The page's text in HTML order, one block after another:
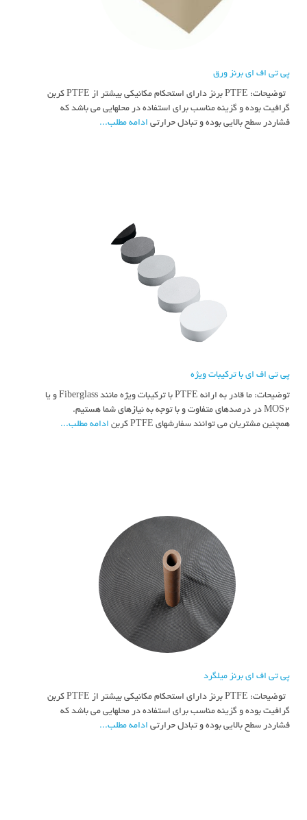
پی تی اف ای برنز ورق
توضیحات: PTFE برنز دارای استحکام مکانیکی بیشتر از PTFE کربن
گرافیت بوده و گزینه مناسب برای استفاده در محلهایی می باشد که
فشاردر سطح بالایی بوده و تبادل حرارتی ادامه مطلب...
پی تی اف ای با ترکیبات ویژه
توضیحات: ما قادر به ارائه PTFE با ترکیبات ویژه مانند Fiberglass و یا
MOS2 در درصدهای متفاوت و با توجه به نیازهای شما هستیم.
همچنین مشتریان می توانند سفارشهای PTFE کربن
ادامه مطلب...
پی تی اف ای برنز میلگرد
توضیحات: PTFE برنز دارای استحکام مکانیکی بیشتر از PTFE کربن
گرافیت بوده و گزینه مناسب برای استفاده در محلهایی می باشد که
فشاردر سطح بالایی بوده و تبادل حرارتی ادامه مطلب...